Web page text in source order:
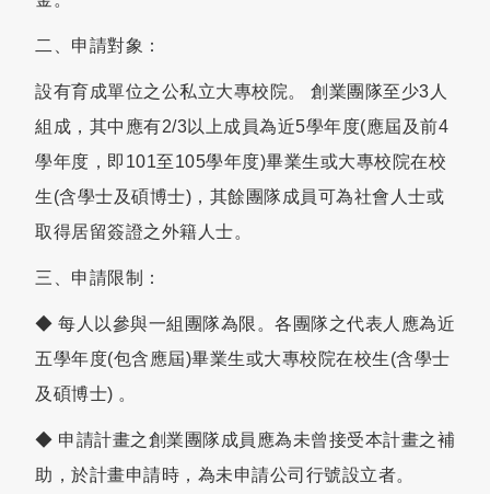
二、申請對象：
設有育成單位之公私立大專校院。 創業團隊至少3人
組成，其中應有2/3以上成員為近5學年度(應屆及前4
學年度，即101至105學年度)畢業生或大專校院在校
生(含學士及碩博士)，其餘團隊成員可為社會人士或
取得居留簽證之外籍人士。
三、申請限制：
◆ 每人以參與一組團隊為限。各團隊之代表人應為近
五學年度(包含應屆)畢業生或大專校院在校生(含學士
及碩博士) 。
◆ 申請計畫之創業團隊成員應為未曾接受本計畫之補
助，於計畫申請時，為未申請公司行號設立者。